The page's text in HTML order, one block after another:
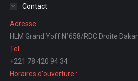
Contact
Adresse:
HLM Grand Yoff N°658/RDC Droite Dakar
Tel:
+221 78 420 94 34
Horaires d'ouverture :